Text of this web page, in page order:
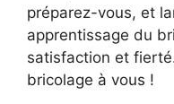
préparez-vous, et
apprentissage du
satisfaction et
bricolage à vous !